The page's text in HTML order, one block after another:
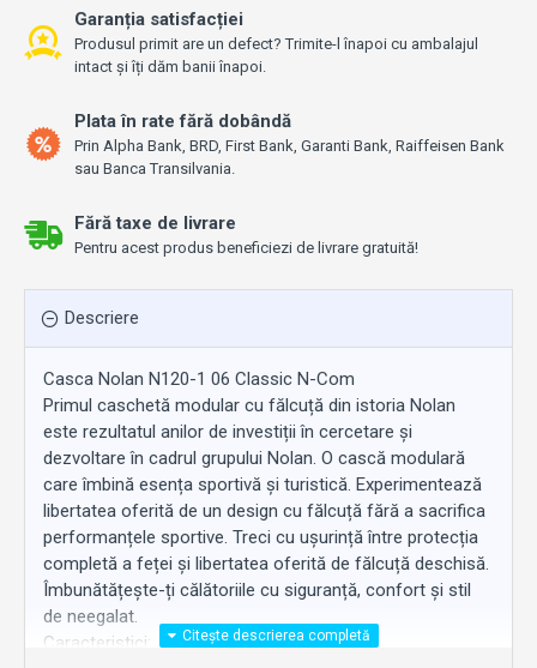
Fără taxe de livrare
Pentru acest produs beneficiezi de livrare gratuită!
Garanția satisfacției
Produsul primit are un defect? Trimite-l înapoi cu ambalajul
intact și îți dăm banii înapoi.
Plata în rate fără dobândă
Prin Alpha Bank, BRD, First Bank, Garanti Bank, Raiffeisen Bank
sau Banca Transilvania.
Descriere
Casca Nolan N120-1 06 Classic N-Com
Primul caschetă modular cu fălcuță din istoria Nolan
este rezultatul anilor de investiții în cercetare și
dezvoltare în cadrul grupului Nolan. O cască modulară
care îmbină esența sportivă și turistică. Experimentează
libertatea oferită de un design cu fălcuță fără a sacrifica
performanțele sportive. Treci cu ușurință între protecția
completă a feței și libertatea oferită de fălcuță deschisă.
Îmbunătățește-ți călătoriile cu siguranță, confort și stil
de neegalat.
Caracteristici: